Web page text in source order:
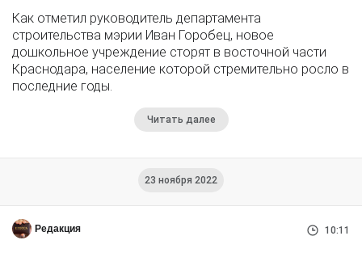
Как отметил руководитель департамента
строительства мэрии Иван Горобец, новое
дошкольное учреждение сторят в восточной части
Краснодара, население которой стремительно росло в
последние годы.
Читать далее
23 ноября 2022
Редакция 10:11